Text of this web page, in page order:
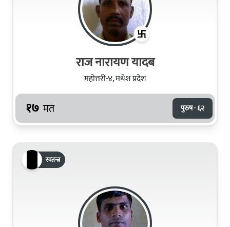
राज नारायण यादब
महोत्तरी-४, मधेश प्रदेश
१७ मत पुरुष · ६२
स्वतन्त्र